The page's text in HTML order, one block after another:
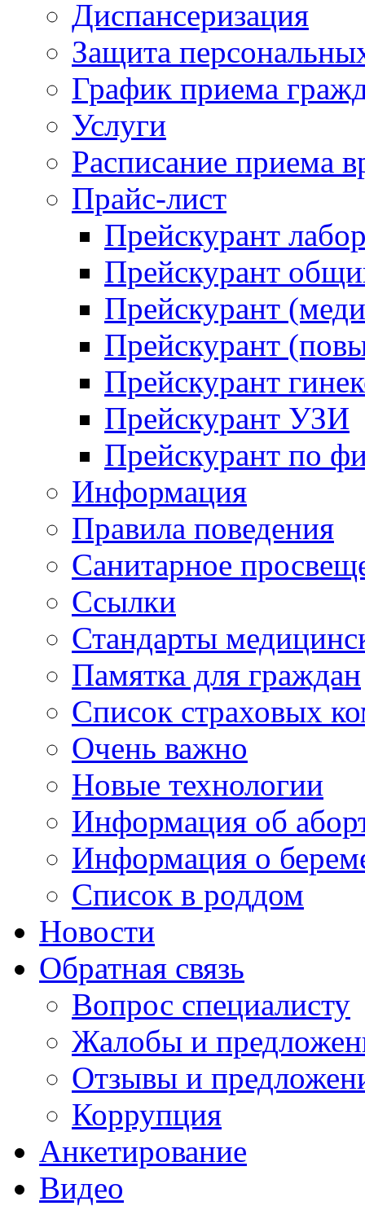
Диспансеризация
Защита
График приема
Услуги
Расписание приема
Прайс-лист
Прейскурант
Прейскурант
Прейскурант
Прейскурант
Прейскурант
Прейскурант УЗИ
Прейскурант по
Информация
Правила поведения
Санитарное
Ссылки
Стандарты
Памятка для граждан
Список страховых
Очень важно
Новые технологии
Информация об
Информация о
Список в роддом
Новости
Обратная связь
Вопрос специалисту
Жалобы и
Отзывы и
Коррупция
Анкетирование
Видео